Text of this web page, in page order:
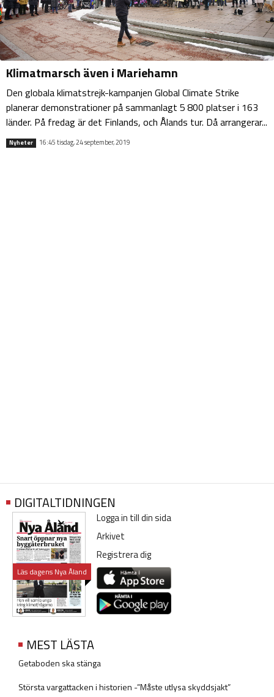
Klimatmarsch även i Mariehamn
Den globala klimatstrejk-kampanjen Global Climate Strike
planerar demonstrationer på sammanlagt 5 800 platser i 163
länder. På fredag är det Finlands, och Ålands tur. Då arrangerar...
Nyheter 16:45 tisdag, 24 september, 2019
DIGITALTIDNINGEN
Läs dagens Nya Åland
Logga in till din sida
Arkivet
Registrera dig
MEST LÄSTA
Getaboden ska stänga
Största vargattacken i historien -”Måste utlysa skyddsjakt”